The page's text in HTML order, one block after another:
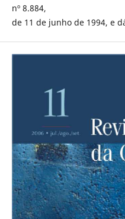
nº 8.884,
de 11 de junho de 1994, e